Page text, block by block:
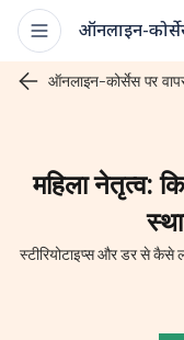
ऑनलाइन-
ऑनलाइन-कोर्सेस पर
महिला नेतृत्व:
स्टीरियोटाइप्स और डर से